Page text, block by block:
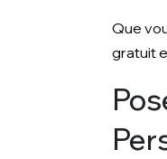
Que
gratuit